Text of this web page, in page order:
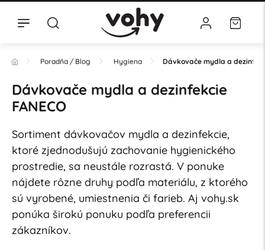
Poradňa / Blog Hygiena Dávkovače mydla a
Dávkovače mydla a dezinfekcie
FANECO
Sortiment dávkovačov mydla a dezinfekcie,
ktoré zjednodušujú zachovanie hygienického
prostredie, sa neustále rozrastá. V ponuke
nájdete rôzne druhy podľa materiálu, z ktorého
sú vyrobené, umiestnenia či farieb. Aj vohy.sk
ponúka širokú ponuku podľa preferencii
zákazníkov.